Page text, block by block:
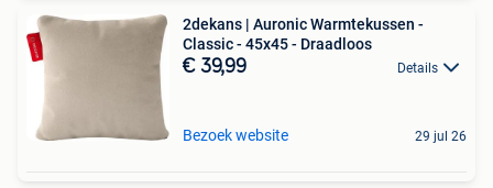
2dekans | Auronic Warmtekussen -
Classic - 45x45 - Draadloos
€ 39,99 Details
Bezoek website 29 jul 26